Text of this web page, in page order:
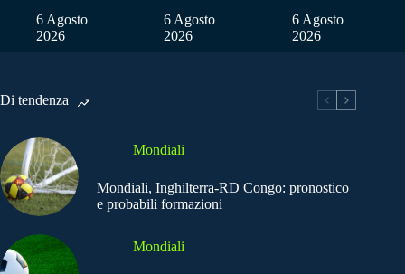
6 Agosto
2026
6 Agosto
2026
6 Agosto
2026
Di tendenza
Mondiali
Mondiali, Inghilterra-RD Congo: pronostico
e probabili formazioni
Mondiali